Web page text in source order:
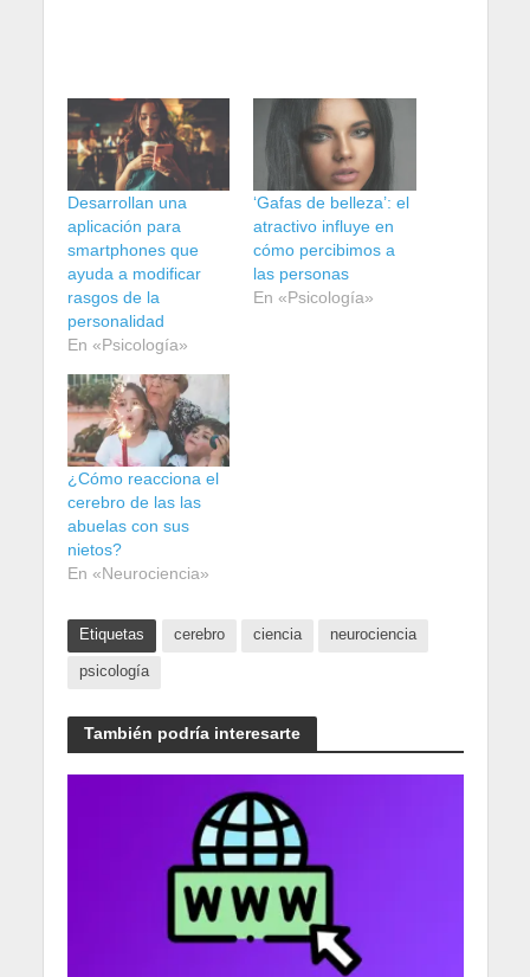
Desarrollan una
aplicación para
smartphones que
ayuda a modificar
rasgos de la
personalidad
En «Psicología»
‘Gafas de belleza’: el
atractivo influye en
cómo percibimos a
las personas
En «Psicología»
¿Cómo reacciona el
cerebro de las las
abuelas con sus
nietos?
En «Neurociencia»
Etiquetas cerebro ciencia neurociencia
psicología
También podría interesarte